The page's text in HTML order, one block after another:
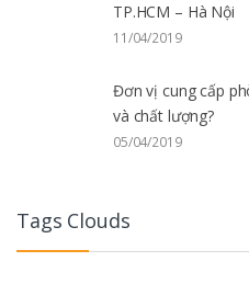
TP.HCM – Hà Nội
11/04/2019
Đơn vị cung cấp
và chất lượng?
05/04/2019
Tags Clouds